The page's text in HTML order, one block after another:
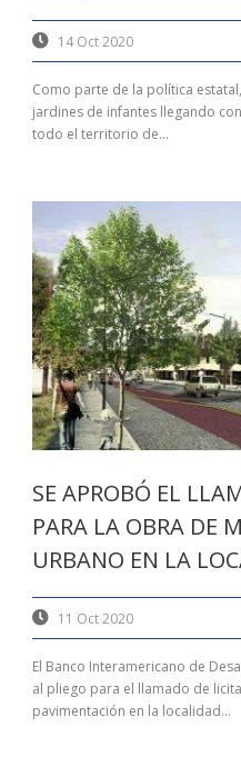
14 Oct 2020
Como parte de la política
jardines de infantes llegando
todo el territorio de...
SE APROBÓ EL
PARA LA OBRA DE
URBANO EN LA
11 Oct 2020
El Banco Interamericano de
al pliego para el llamado de
pavimentación en la localidad...